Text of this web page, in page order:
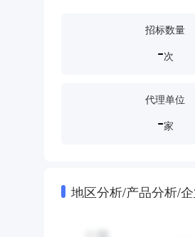
招标数量
-次
代理单位
-家
地区分析/产品分析/